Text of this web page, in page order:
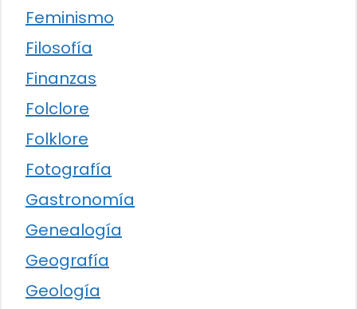
Feminismo
Filosofía
Finanzas
Folclore
Folklore
Fotografía
Gastronomía
Genealogía
Geografía
Geología